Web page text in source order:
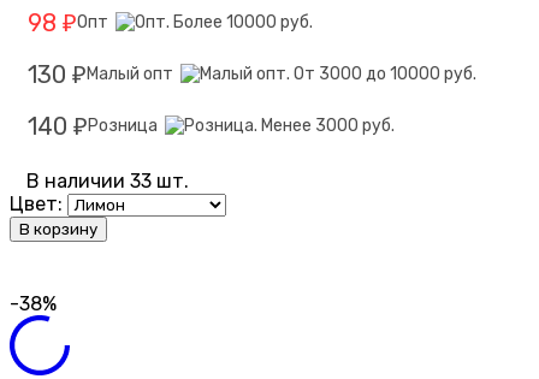
98 ₽Опт
130 ₽ Малый опт
140 ₽ Розница
В наличии 33 шт.
Цвет:
В корзину
-38%